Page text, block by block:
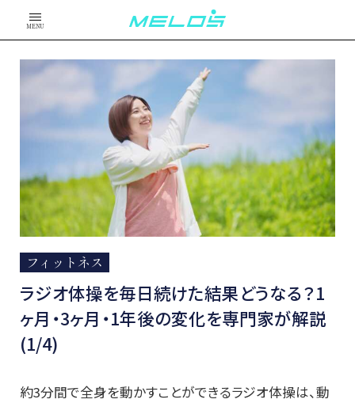
MENU
フィットネス
ラジオ体操を毎日続けた結果どうなる？1
ヶ月・3ヶ月・1年後の変化を専門家が解説
(1/4)
約3分間で全身を動かすことができるラジオ体操は、動